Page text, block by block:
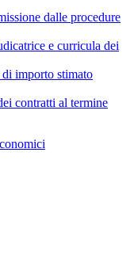
dalle procedure
e curricula dei
importo stimato
contratti al termine